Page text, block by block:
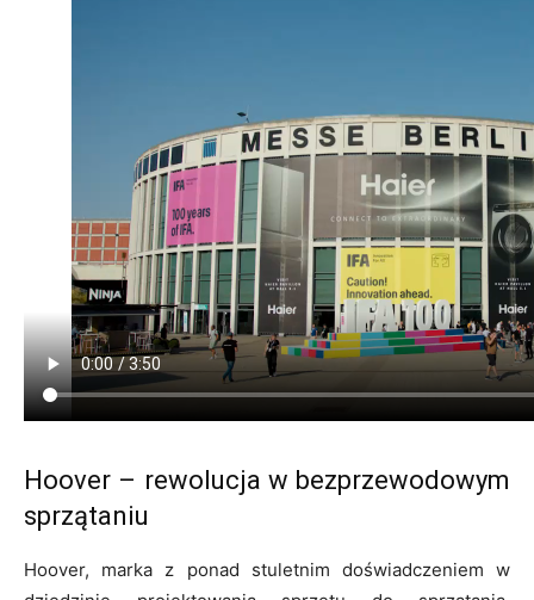
Hoover – rewolucja w bezprzewodowym
sprzątaniu
Hoover, marka z ponad stuletnim doświadczeniem w